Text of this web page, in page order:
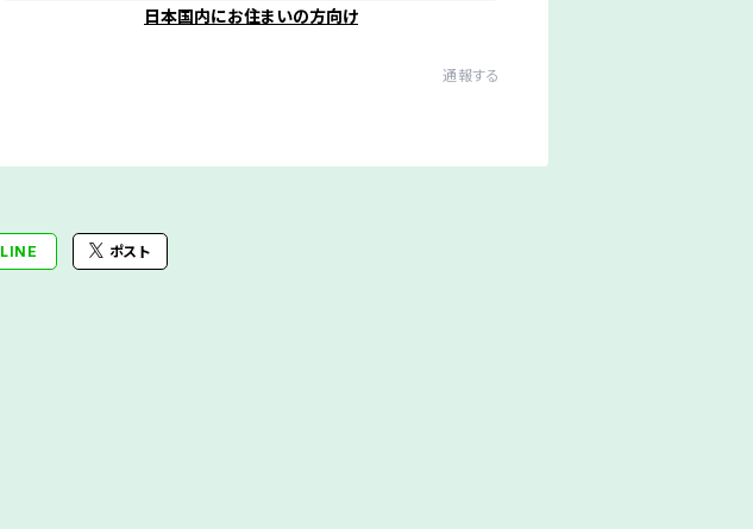
日本国内にお住まいの方向け
通報する
LINE ポスト